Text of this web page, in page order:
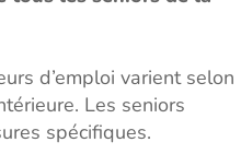
d’emploi varient selon
Les seniors
spécifiques.